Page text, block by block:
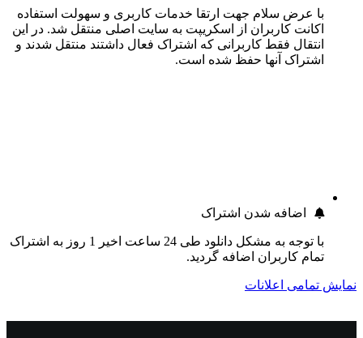
با عرض سلام جهت ارتقا خدمات کاربری و سهولت استفاده
اکانت کاربران از اسکریپت به سایت اصلی منتقل شد. در این
انتقال فقط کاربرانی که اشتراک فعال داشتند منتقل شدند و
اشتراک آنها حفظ شده است.
اضافه شدن اشتراک
با توجه به مشکل دانلود طی 24 ساعت اخیر 1 روز به اشتراک
تمام کاربران اضافه گردید.
نمایش تمامی اعلانات